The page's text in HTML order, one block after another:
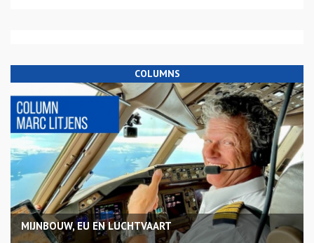
COLUMNS
MIJNBOUW, EU EN LUCHTVAART